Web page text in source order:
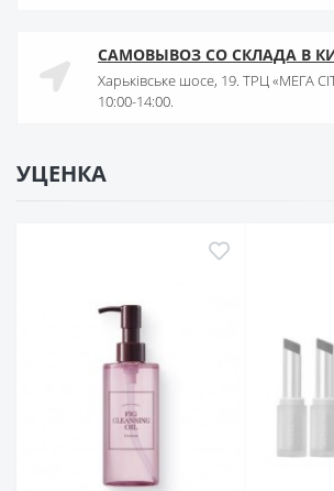
САМОВЫВОЗ СО СКЛАДА В
Харьківське шосе, 19. ТРЦ «МЕГА
10:00-14:00.
УЦЕНКА